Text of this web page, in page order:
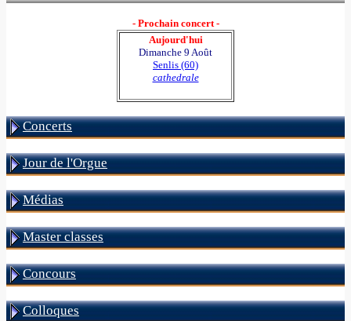
- Prochain concert -
Aujourd'hui
Dimanche 9 Août
Senlis (60)
cathedrale
Concerts
Jour de l'Orgue
Médias
Master classes
Concours
Colloques